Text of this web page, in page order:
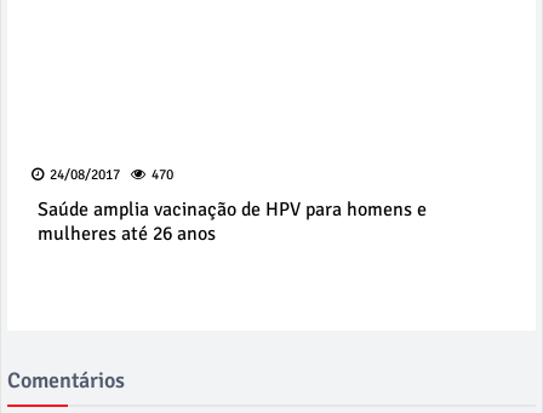
24/08/2017 470
Saúde amplia vacinação de HPV para homens e
mulheres até 26 anos
Comentários